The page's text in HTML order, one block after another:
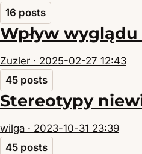
16 posts
Wpływ
Zuzler · 2025-02-27 12:43
45 posts
Stereotypy
wilga · 2023-10-31 23:39
45 posts